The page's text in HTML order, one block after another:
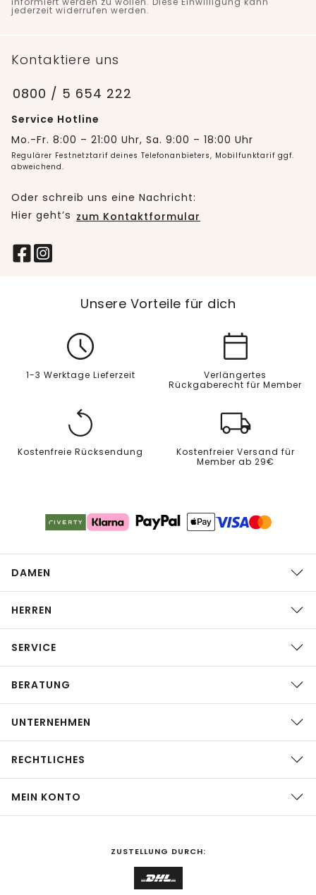
jederzeit widerrufen werden.
Kontaktiere uns
0800 / 5 654 222
Service Hotline
Mo.-Fr. 8:00 – 21:00 Uhr, Sa. 9:00 – 18:00 Uhr
Regulärer Festnetztarif deines Telefonanbieters, Mobilfunktarif ggf.
abweichend.
Oder schreib uns eine Nachricht:
Hier geht’s zum Kontaktformular
Unsere Vorteile für dich
1-3 Werktage Lieferzeit
Verlängertes
Rückgaberecht für Member
Kostenfreie Rücksendung
Kostenfreier Versand für
Member ab 29€
DAMEN
HERREN
SERVICE
BERATUNG
UNTERNEHMEN
RECHTLICHES
MEIN KONTO
ZUSTELLUNG DURCH: